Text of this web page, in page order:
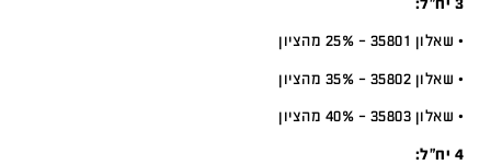
3 יח”ל:
• שאלון 35801 – 25% מהציון
• שאלון 35802 – 35% מהציון
• שאלון 35803 – 40% מהציון
4 יח”ל: